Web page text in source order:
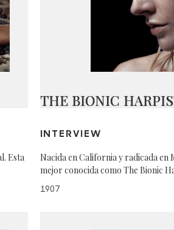
Esta
THE BIONIC
INTERVIEW
Nacida en California y radicada
mejor conocida como The Bionic
1907